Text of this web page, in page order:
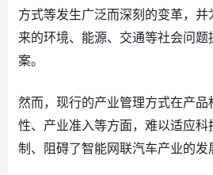
方式等发生广泛而深刻的变革，
来的环境、能源、交通等社会问
案。
然而，现行的产业管理方式在产品
性、产业准入等方面，难以适应
制、阻碍了智能网联汽车产业的发